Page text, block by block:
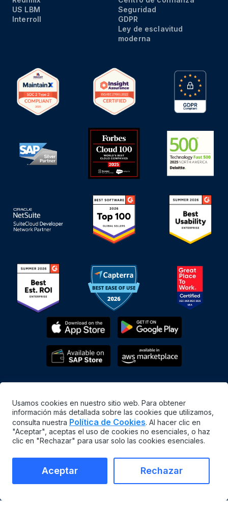
US LBM
Interroll
Seguridad
GDPR
Ley de esclavitud
moderna
Español
MaintainX® is a registered trademark of MaintainX Inc.
Términos y condiciones
Usamos cookies en nuestro sitio web. Para obtener
información más detallada sobre las cookies que utilizamos,
consulta nuestra Política de Cookies. Al hacer clic en
"Aceptar", aceptas el uso de cookies no esenciales, o haz
clic en "Rechazar" para usar solo las cookies esenciales.
Aceptar Rechazar